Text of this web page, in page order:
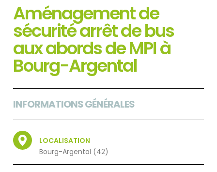
Aménagement de
sécurité arrêt de bus
aux abords de MPI à
Bourg-Argental
INFORMATIONS GÉNÉRALES
LOCALISATION
Bourg-Argental (42)